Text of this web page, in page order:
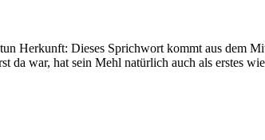
Herkunft: Dieses Sprichwort kommt aus dem
war, hat sein Mehl natürlich auch als erstes